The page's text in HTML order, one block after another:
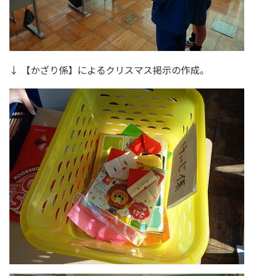
↓ 【かざり係】によるクリスマス掲示の作成。